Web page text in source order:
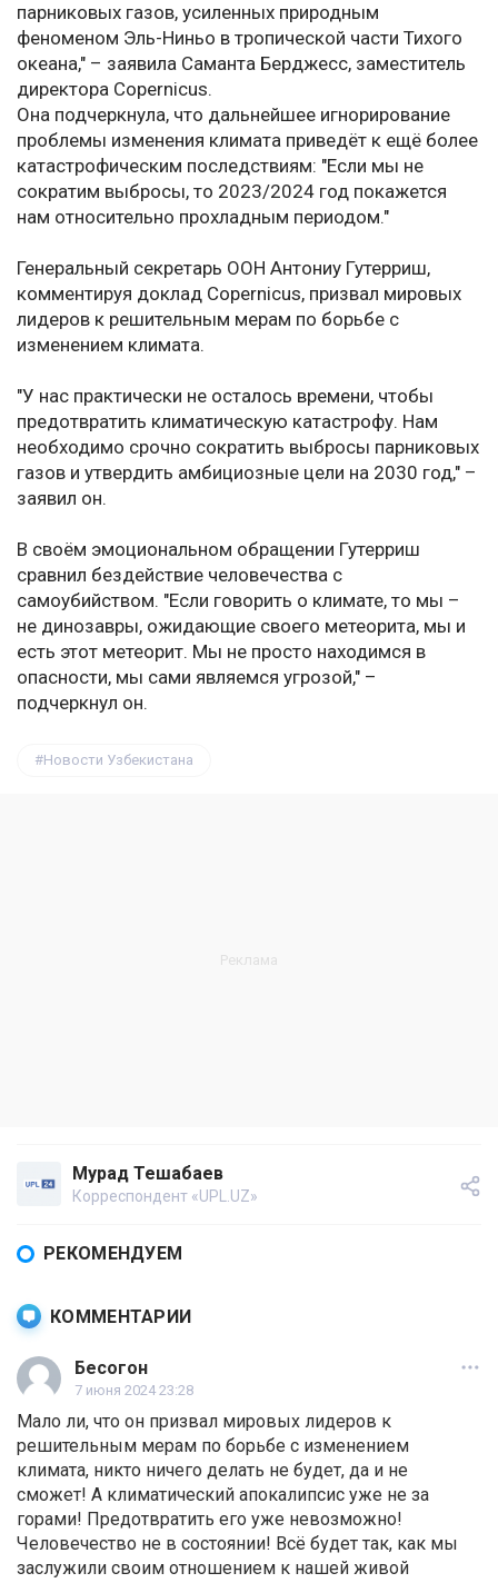
парниковых газов, усиленных природным
феноменом Эль-Ниньо в тропической части Тихого
океана," – заявила Саманта Берджесс, заместитель
директора Copernicus.
Она подчеркнула, что дальнейшее игнорирование
проблемы изменения климата приведёт к ещё более
катастрофическим последствиям: "Если мы не
сократим выбросы, то 2023/2024 год покажется
нам относительно прохладным периодом."
Генеральный секретарь ООН Антониу Гутерриш,
комментируя доклад Copernicus, призвал мировых
лидеров к решительным мерам по борьбе с
изменением климата.
"У нас практически не осталось времени, чтобы
предотвратить климатическую катастрофу. Нам
необходимо срочно сократить выбросы парниковых
газов и утвердить амбициозные цели на 2030 год," –
заявил он.
В своём эмоциональном обращении Гутерриш
сравнил бездействие человечества с
самоубийством. "Если говорить о климате, то мы –
не динозавры, ожидающие своего метеорита, мы и
есть этот метеорит. Мы не просто находимся в
опасности, мы сами являемся угрозой," –
подчеркнул он.
Новости Узбекистана
Мурад Тешабаев
Корреспондент «UPL.UZ»
РЕКОМЕНДУЕМ
КОММЕНТАРИИ
Бесогон
7 июня 2024 23:28
Мало ли, что он призвал мировых лидеров к
решительным мерам по борьбе с изменением
климата, никто ничего делать не будет, да и не
сможет! А климатический апокалипсис уже не за
горами! Предотвратить его уже невозможно!
Человечество не в состоянии! Всё будет так, как мы
заслужили своим отношением к нашей живой